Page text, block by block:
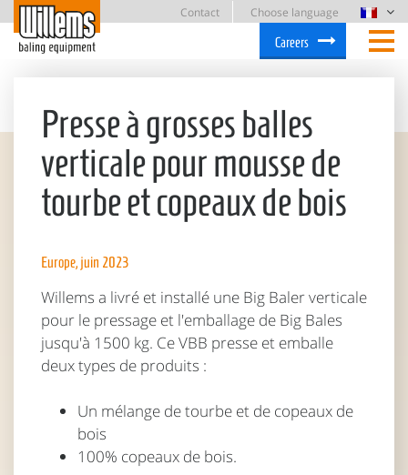
Contact
Choose language
Careers
Presse à grosses balles
verticale pour mousse de
tourbe et copeaux de bois
Europe, juin 2023
Willems a livré et installé une Big Baler verticale
pour le pressage et l'emballage de Big Bales
jusqu'à 1500 kg. Ce VBB presse et emballe
deux types de produits :
Un mélange de tourbe et de copeaux de
bois
100% copeaux de bois.